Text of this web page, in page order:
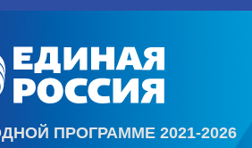
ПРОГРАММЕ 2021-2026